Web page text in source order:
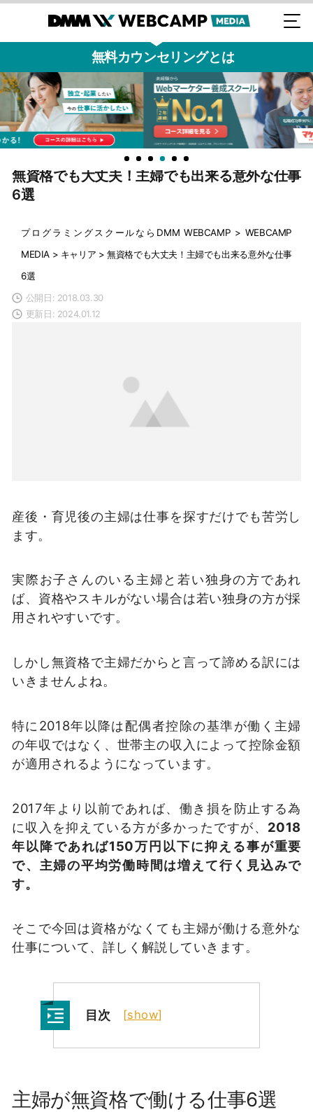
無料カウンセリングとは
無資格でも大丈夫！主婦でも出来る意外な仕事
6選
プログラミングスクールならDMM WEBCAMP > WEBCAMP
MEDIA > キャリア >無資格でも大丈夫！主婦でも出来る意外な仕事
6選
公開日: 2018.03.30
更新日: 2024.01.12
産後・育児後の主婦は仕事を探すだけでも苦労し
ます。
実際お子さんのいる主婦と若い独身の方であれ
ば、資格やスキルがない場合は若い独身の方が採
用されやすいです。
しかし無資格で主婦だからと言って諦める訳には
いきませんよね。
特に2018年以降は配偶者控除の基準が働く主婦
の年収ではなく、世帯主の収入によって控除金額
が適用されるようになっています。
2017年より以前であれば、働き損を防止する為
に収入を抑えている方が多かったですが、 2018
年以降であれば150万円以下に抑える事が重要
で、主婦の平均労働時間は増えて行く見込みで
す。
そこで今回は資格がなくても主婦が働ける意外な
仕事について、詳しく解説していきます。
目次 [show]
主婦が無資格で働ける仕事6選